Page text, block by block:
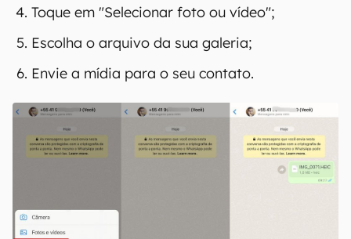
qualidade pode ser acessada ao selecionar
"Documento" como opção de anexo. Veja como
realizar essa operação no iPhone:
Abra na qual deseja enviar uma mídia;
Toque no botão "+" para incluir anexo;
Escolha o arquivo da sua galeria;